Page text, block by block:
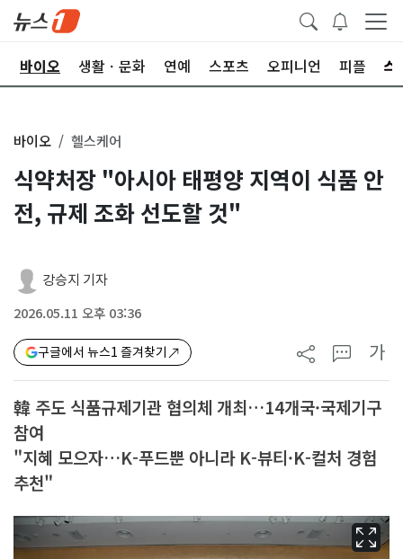
바이오 생활ㆍ문화 연예 스포츠 오피니언 피플
바이오 헬스케어
식약처장 "아시아 태평양 지역이 식품 안
전, 규제 조화 선도할 것"
강승지 기자
2026.05.11 오후 03:36
구글에서 뉴스1 즐겨찾기 가
韓 주도 식품규제기관 협의체 개최…14개국·국제기구
참여
"지혜 모으자…K-푸드뿐 아니라 K-뷰티·K-컬처 경험
추천"